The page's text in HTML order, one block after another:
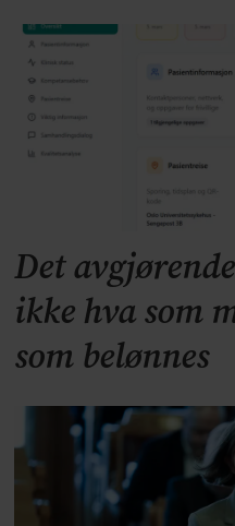
Det
ikke hva som
som belønnes